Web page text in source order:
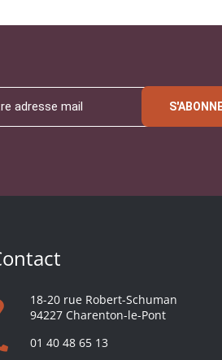
18-20 rue Robert-Schuman
94227 Charenton-le-Pont
01 40 48 65 13